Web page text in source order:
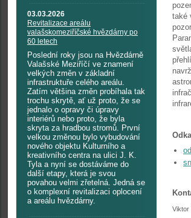
03.03.2026
Revitalizace areálu
valašskomeziříčské hvězdárny po
60 letech
Poslední roky jsou na Hvězdárně
Valašské Meziříčí ve znamení
velkých změn v základní
infrastruktuře celého areálu.
Zatím většina změn probíhala tak
trochu skrytě, ať už proto, že se
jednalo o opravy či úpravy
interiérů nebo proto, že byla
skryta za hradbou stromů. První
velkou změnou bylo vybudování
nového objektu Kulturního a
kreativního centra na ulici J. K.
Tyla a nyní se dostáváme do
další etapy, která je svou
povahou velmi zřetelná. Jedná se
o komplexní revitalizaci oplocení
a areálu hvězdárny.
také
Viktor